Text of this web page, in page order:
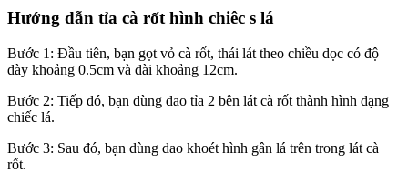
Hướng dẫn tỉa cà rốt hình chiêc s lá
Bước 1: Đầu tiên, bạn gọt vỏ cà rốt, thái lát theo chiều dọc có độ
dày khoảng 0.5cm và dài khoảng 12cm.
Bước 2: Tiếp đó, bạn dùng dao tỉa 2 bên lát cà rốt thành hình dạng
chiếc lá.
Bước 3: Sau đó, bạn dùng dao khoét hình gân lá trên trong lát cà
rốt.